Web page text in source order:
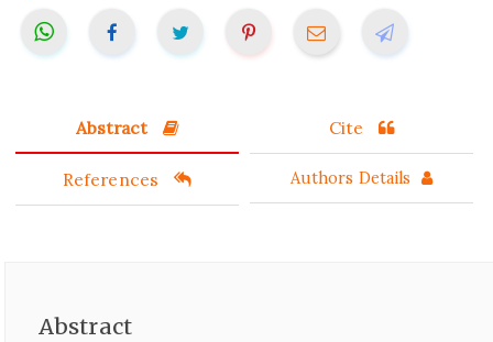
Abstract Cite
References Authors Details
Abstract